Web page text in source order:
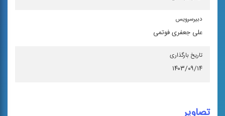
دبیرسرویس
علی جعفری فوتمی
تاریخ بارگذاری
۱۴۰۳/۰۹/۱۴